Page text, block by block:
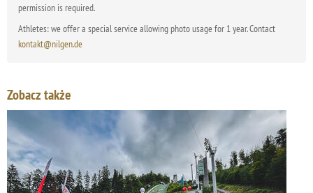
permission is required.
Athletes: we offer a special service allowing photo usage for 1 year. Contact
kontakt@nilgen.de
Zobacz także